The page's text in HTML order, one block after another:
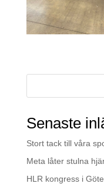
Senaste
Stort tack till våra
Meta låter stulna
HLR kongress i